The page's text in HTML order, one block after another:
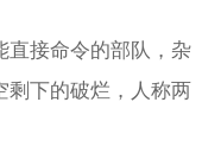
直接命令的部队，杂
剩下的破烂，人称两